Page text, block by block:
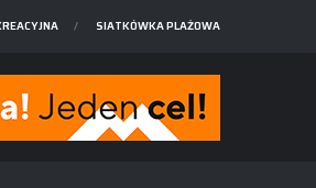
SIATKÓWKA PLAŻOWA